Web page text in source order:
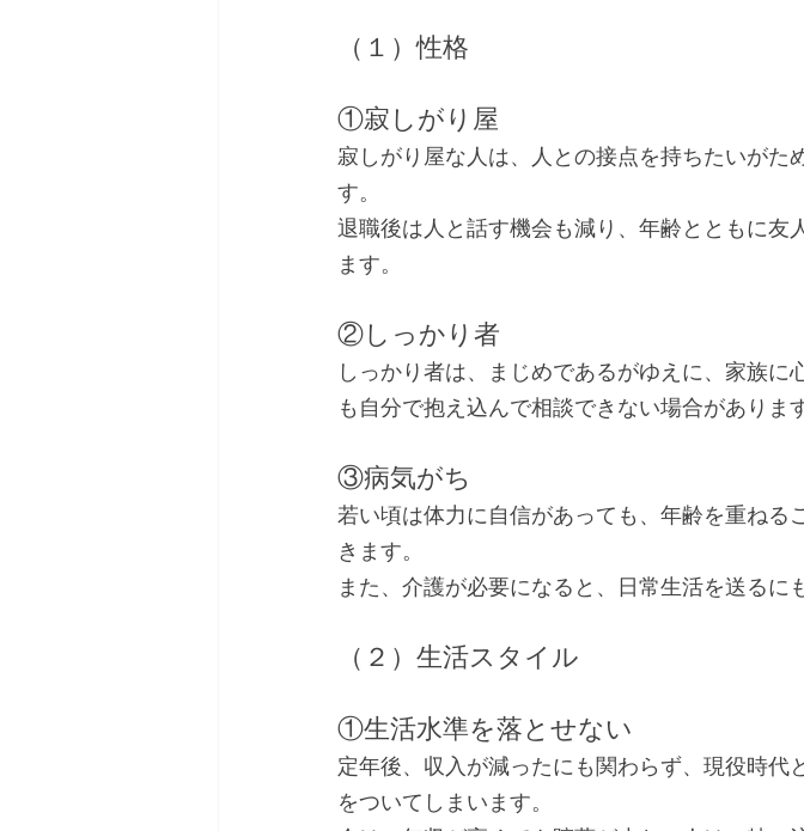
（１）性格
①寂しがり屋
寂しがり屋な人は、人との接点を持ちたいがた
す。
退職後は人と話す機会も減り、年齢とともに友
ます。
②しっかり者
しっかり者は、まじめであるがゆえに、家族
も自分で抱え込んで相談できない場合がありま
③病気がち
若い頃は体力に自信があっても、年齢を重ねる
きます。
また、介護が必要になると、日常生活を送るに
（２）生活スタイル
①生活水準を落とせない
定年後、収入が減ったにも関わらず、現役時
をついてしまいます。